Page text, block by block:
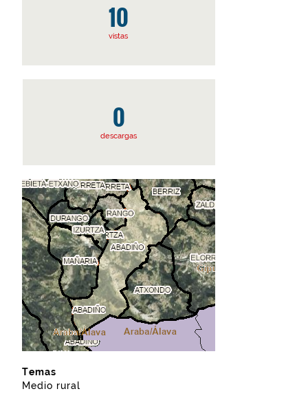
10
vistas
0
descargas
Temas
Medio rural